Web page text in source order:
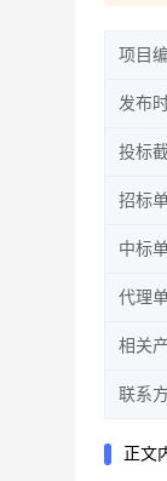
项目
发布
投标
招标
中标
代理
相关
联系
正文